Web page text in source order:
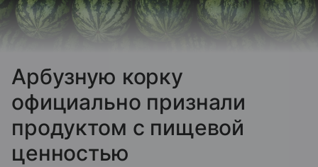
Арбузную корку
официально признали
продуктом с пищевой
ценностью